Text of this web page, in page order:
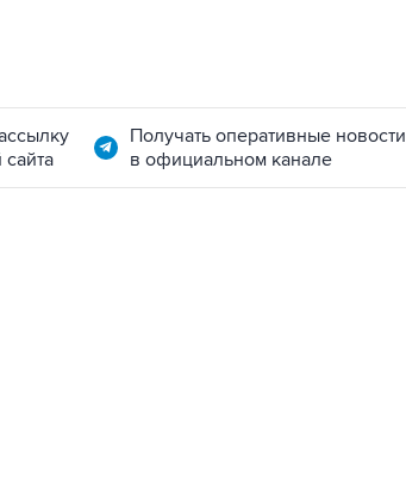
Получать оперативные новости
в официальном канале